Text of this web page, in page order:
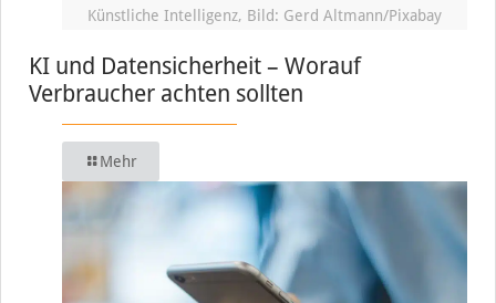
Künstliche Intelligenz, Bild: Gerd Altmann/Pixabay
KI und Datensicherheit – Worauf
Verbraucher achten sollten
Mehr